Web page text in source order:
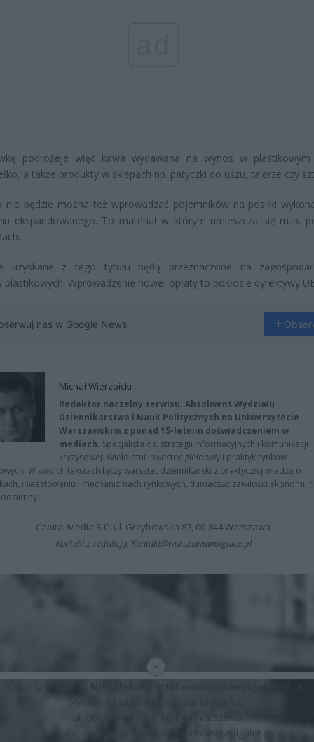
podrożeje więc kawa wydawana na wynos w plastikowym
a także produkty w sklepach np. patyczki do uszu, talerze czy
nie będzie można też wprowadzać pojemników na posiłki
ekspandowanego. To materiał w którym umieszcza się m.in.
uzyskane z tego tytułu będą przeznaczone na
plastikowych. Wprowadzenie nowej opłaty to pokłosie dyrektywy
nas w Google News
Michał Wierzbicki
Redaktor naczelny serwisu. Absolwent Wydziału
Dziennikarstwa i Nauk Politycznych na Uniwersytecie
Warszawskim z ponad 15-letnim doświadczeniem w
mediach. Specjalista ds. strategii informacyjnych i komunikacji
kryzysowej. Wieloletni inwestor giełdowy i praktyk rynków
W swoich tekstach łączy warsztat dziennikarski z praktyczną wiedzą o
inwestowaniu i mechanizmach rynkowych, tłumacząc zawiłości ekonomii
Capital Media S.C. ul. Grzybowska 87, 00-844 Warszawa
Kontakt z redakcją: Kontakt@warszawawpigulce.pl
Kontakt z redakcją:
Kontakt@warszawawpigulce.pl